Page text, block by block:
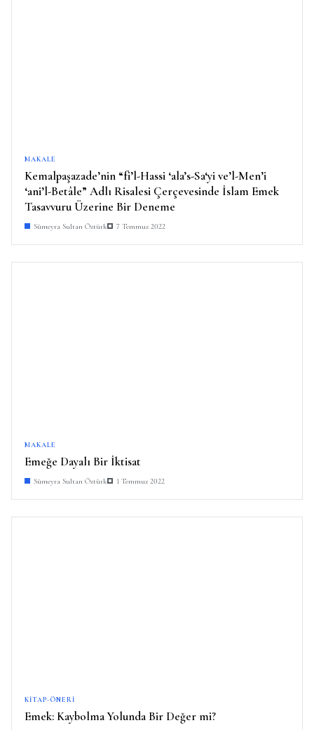
MAKALE
Kemalpaşazade’nin “fi’l-Hassi ‘ala’s-Sa‘yi ve’l-Men’i
‘ani’l-Betâle” Adlı Risalesi Çerçevesinde İslam Emek
Tasavvuru Üzerine Bir Deneme
Sümeyra Sultan Öztürk 7 Temmuz 2022
MAKALE
Emeğe Dayalı Bir İktisat
Sümeyra Sultan Öztürk 1 Temmuz 2022
KITAP-ÖNERI
Emek: Kaybolma Yolunda Bir Değer mi?